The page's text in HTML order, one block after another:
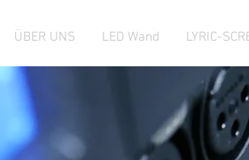
ÜBER UNS LED Wand LYRIC-